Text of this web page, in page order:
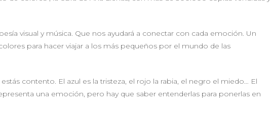
visual y música. Que nos ayudará a conectar con cada emoción. Un
para hacer viajar a los más pequeños por el mundo de las
contento. El azul es la tristeza, el rojo la rabia, el negro el miedo… El
una emoción, pero hay que saber entenderlas para ponerlas en